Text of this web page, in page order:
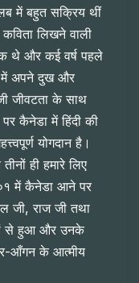
में बहुत सक्रिय थीं
लिखने वाली
थे और कई वर्ष पहले
में अपने दुख और
जीवटता के साथ
कैनेडा में हिंदी की
योगदान है।
ही हमारे लिए
में कैनेडा आने पर
जी, राज जी तथा
से हुआ और उनके
आँगन के आत्मीय